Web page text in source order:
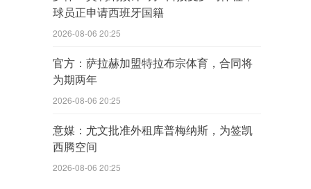
球员正申请西班牙国籍
2026-08-06 20:25
官方：萨拉赫加盟特拉布宗体育，合同将
为期两年
2026-08-06 20:25
意媒：尤文批准外租库普梅纳斯，为签凯
西腾空间
2026-08-06 20:25